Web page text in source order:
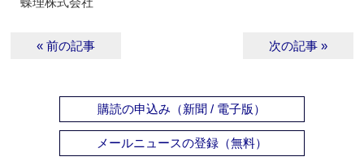
« 前の記事 次の記事 »
購読の申込み（新聞 / 電子版）
メールニュースの登録（無料）